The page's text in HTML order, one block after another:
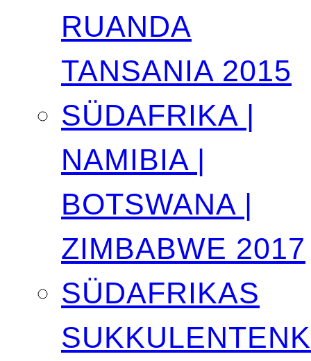
RUANDA
TANSANIA 2015
SÜDAFRIKA |
NAMIBIA |
BOTSWANA |
ZIMBABWE 2017
SÜDAFRIKAS